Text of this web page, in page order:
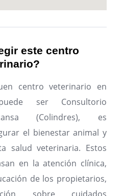
este centro
centro veterinario en
ser Consultorio
(Colindres), es
el bienestar animal y
salud veterinaria. Estos
en la atención clínica,
de los propietarios,